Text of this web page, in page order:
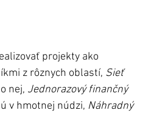
projekty ako
z rôznych oblastí, Sieť
nej, Jednorazový finančný
v hmotnej núdzi, Náhradný